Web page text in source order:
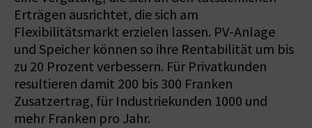
Erträgen ausrichtet, die sich am
Flexibilitätsmarkt erzielen lassen. PV-Anlage
und Speicher können so ihre Rentabilität um bis
zu 20 Prozent verbessern. Für Privatkunden
resultieren damit 200 bis 300 Franken
Zusatzertrag, für Industriekunden 1000 und
mehr Franken pro Jahr.